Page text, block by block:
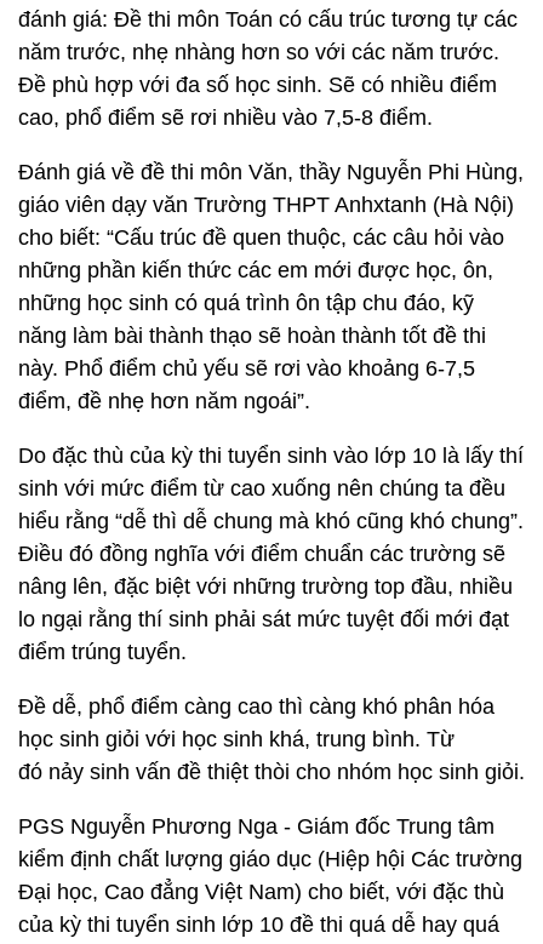
đánh giá: Đề thi môn Toán có cấu trúc tương tự các
năm trước, nhẹ nhàng hơn so với các năm trước.
Đề phù hợp với đa số học sinh. Sẽ có nhiều điểm
cao, phổ điểm sẽ rơi nhiều vào 7,5-8 điểm.
Đánh giá về đề thi môn Văn, thầy Nguyễn Phi Hùng,
giáo viên dạy văn Trường THPT Anhxtanh (Hà Nội)
cho biết: “Cấu trúc đề quen thuộc, các câu hỏi vào
những phần kiến thức các em mới được học, ôn,
những học sinh có quá trình ôn tập chu đáo, kỹ
năng làm bài thành thạo sẽ hoàn thành tốt đề thi
này. Phổ điểm chủ yếu sẽ rơi vào khoảng 6-7,5
điểm, đề nhẹ hơn năm ngoái”.
Do đặc thù của kỳ thi tuyển sinh vào lớp 10 là lấy thí
sinh với mức điểm từ cao xuống nên chúng ta đều
hiểu rằng “dễ thì dễ chung mà khó cũng khó chung”.
Điều đó đồng nghĩa với điểm chuẩn các trường sẽ
nâng lên, đặc biệt với những trường top đầu, nhiều
lo ngại rằng thí sinh phải sát mức tuyệt đối mới đạt
điểm trúng tuyển.
Đề dễ, phổ điểm càng cao thì càng khó phân hóa
học sinh giỏi với học sinh khá, trung bình. Từ
đó nảy sinh vấn đề thiệt thòi cho nhóm học sinh giỏi.
PGS Nguyễn Phương Nga - Giám đốc Trung tâm
kiểm định chất lượng giáo dục (Hiệp hội Các trường
Đại học, Cao đẳng Việt Nam) cho biết, với đặc thù
của kỳ thi tuyển sinh lớp 10 đề thi quá dễ hay quá